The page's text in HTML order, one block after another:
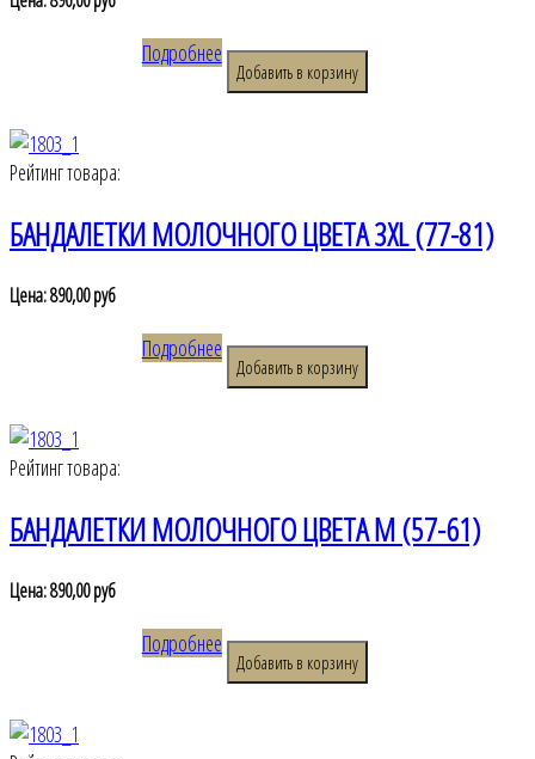
Подробнее
Рейтинг товара:
БАНДАЛЕТКИ МОЛОЧНОГО ЦВЕТА 3XL (77-81)
Цена:890,00 руб
Подробнее
Рейтинг товара:
БАНДАЛЕТКИ МОЛОЧНОГО ЦВЕТА M (57-61)
Цена:890,00 руб
Подробнее